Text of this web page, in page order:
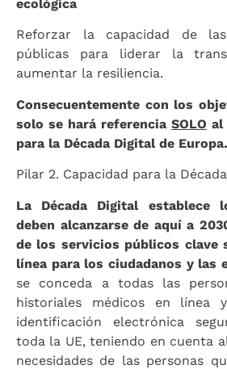
ecológica
Reforzar la capacidad de las
públicas para liderar la
aumentar la resiliencia.
Consecuentemente con los
solo se hará referencia SOLO al
para la Década Digital de Europa.
Pilar 2. Capacidad para la
La Década Digital establece
deben alcanzarse de aquí a
de los servicios públicos clave
línea para los ciudadanos y las
se conceda a todas las
historiales médicos en
identificación electrónica
toda la UE, teniendo en cuenta
necesidades de las personas